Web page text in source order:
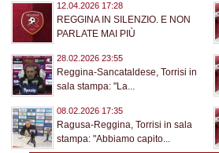
12.04.2026 17:28
REGGINA IN SILENZIO. E NON
PARLATE MAI PIÙ
28.02.2026 23:55
Reggina-Sancataldese, Torrisi in
sala stampa: "La...
08.02.2026 17:35
Ragusa-Reggina, Torrisi in sala
stampa: "Abbiamo capito...